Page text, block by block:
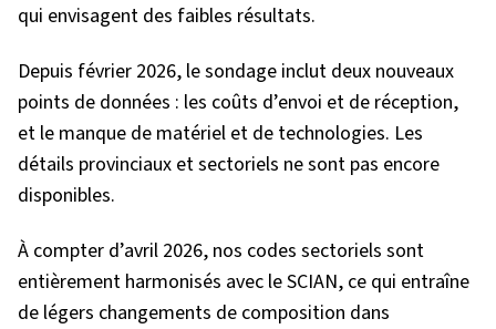
qui envisagent des faibles résultats.
Depuis février 2026, le sondage inclut deux nouveaux
points de données : les coûts d’envoi et de réception,
et le manque de matériel et de technologies. Les
détails provinciaux et sectoriels ne sont pas encore
disponibles.
À compter d’avril 2026, nos codes sectoriels sont
entièrement harmonisés avec le SCIAN, ce qui entraîne
de légers changements de composition dans